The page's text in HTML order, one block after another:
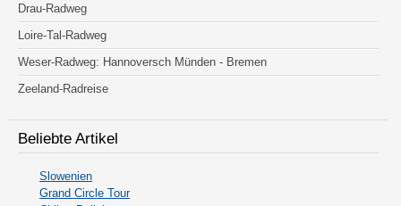
Drau-Radweg
Loire-Tal-Radweg
Weser-Radweg: Hannoversch Münden - Bremen
Zeeland-Radreise
Beliebte Artikel
Slowenien
Grand Circle Tour